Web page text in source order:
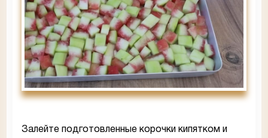
Залейте подготовленные корочки кипятком и